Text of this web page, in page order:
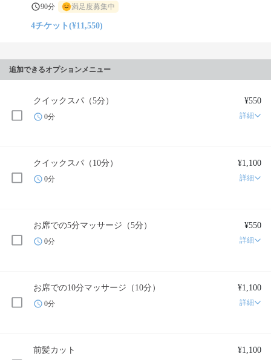
90分 満足度募集中
4チケット(¥11,550)
追加できるオプションメニュー
クイックスパ（5分） ¥550
0分 詳細
クイックスパ（10分） ¥1,100
0分 詳細
お席での5分マッサージ（5分） ¥550
0分 詳細
お席での10分マッサージ（10分） ¥1,100
0分 詳細
前髪カット ¥1,100